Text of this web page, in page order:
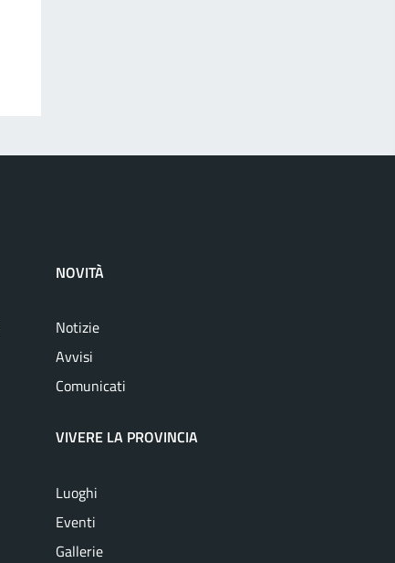
NOVITÀ
Notizie
Avvisi
Comunicati
VIVERE LA PROVINCIA
Luoghi
Eventi
Gallerie